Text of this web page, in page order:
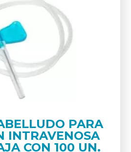
PARA
INTRAVENOSA
CON 100 UN.